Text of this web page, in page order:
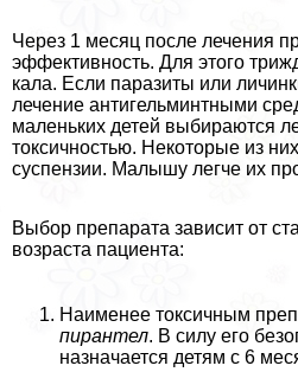
Через 1 месяц после лечения
эффективность. Для этого
кала. Если паразиты или
лечение антигельминтными
маленьких детей выбираются
токсичностью. Некоторые из
суспензии. Малышу легче их
Выбор препарата зависит от
возраста пациента:
Наименее токсичным
пирантел. В силу его
назначается детям с 6